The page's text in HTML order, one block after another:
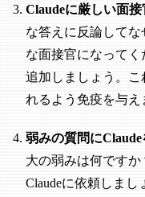
Claudeに厳しい面
な答えに反論して
な面接官になって
追加しましょう。
れるよう免疫を与え
弱みの質問に
大の弱みは何ですか
Claudeに依頼しま